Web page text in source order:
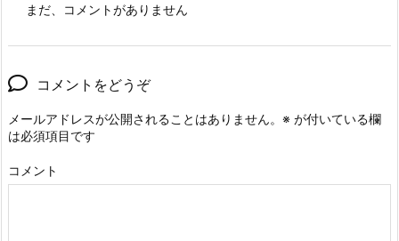
まだ、コメントがありません
コメントをどうぞ
メールアドレスが公開されることはありません。 ※ が付いている欄
は必須項目です
コメント